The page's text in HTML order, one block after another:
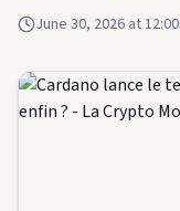
June 30, 2026 at 12:00